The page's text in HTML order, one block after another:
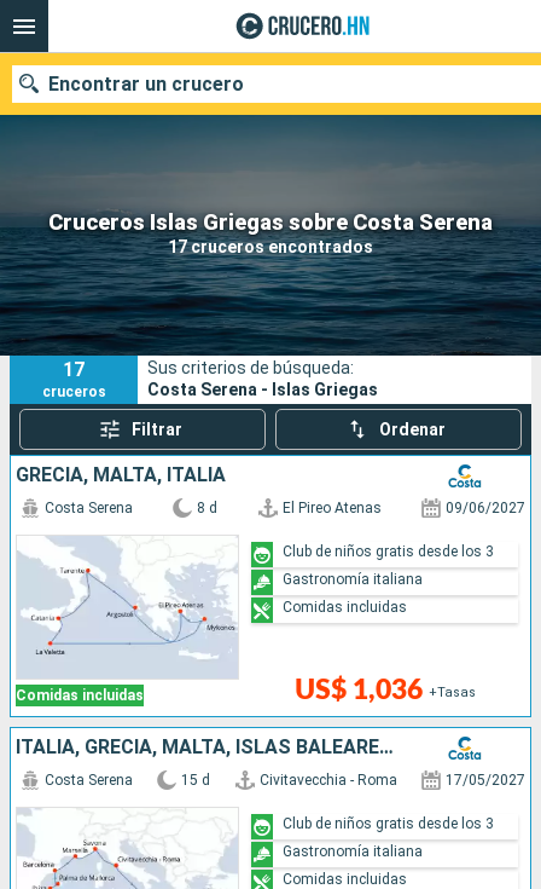
Cruceros Islas Griegas sobre Costa Serena
17 cruceros encontrados
Encontrar un crucero
Nuestros destinos
Fecha de salida
Puertos Compañías
Buscar
17
cruceros
Sus criterios de búsqueda:
Costa Serena - Islas Griegas
Filtrar Ordenar
GRECIA, MALTA, ITALIA
Comidas incluidas
Costa Serena 8 d El Pireo Atenas 09/06/2027
US$ 1,036 +Tasas
Club de niños gratis desde los 3
Gastronomía italiana
Comidas incluidas
ITALIA, GRECIA, MALTA, ISLAS BALEARES, ESPAÑA, FRANCIA
Costa Serena 15 d Civitavecchia - Roma 17/05/2027
Club de niños gratis desde los 3
Gastronomía italiana
Comidas incluidas